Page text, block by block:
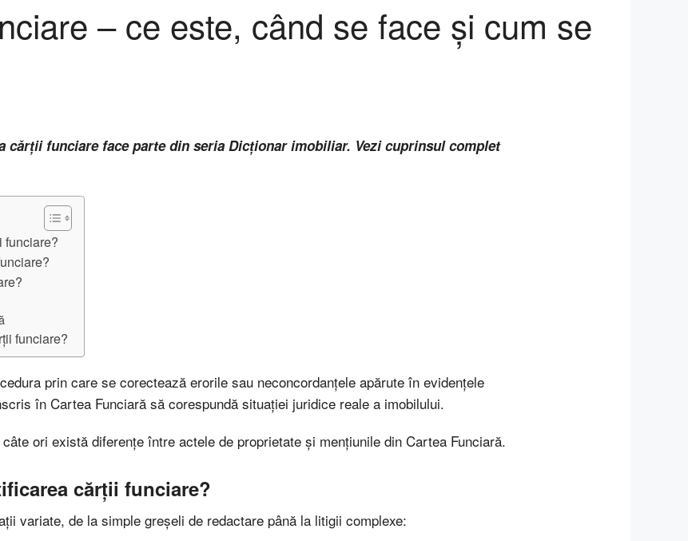
– ce este, când se face și cum se
cărții funciare face parte din seria Dicționar imobiliar. Vezi cuprinsul complet
funciare?
funciare?
prin care se corectează erorile sau neconcordanțele apărute în evidențele
în Cartea Funciară să corespundă situației juridice reale a imobilului.
ori există diferențe între actele de proprietate și mențiunile din Cartea Funciară.
cărții funciare?
variate, de la simple greșeli de redactare până la litigii complexe: